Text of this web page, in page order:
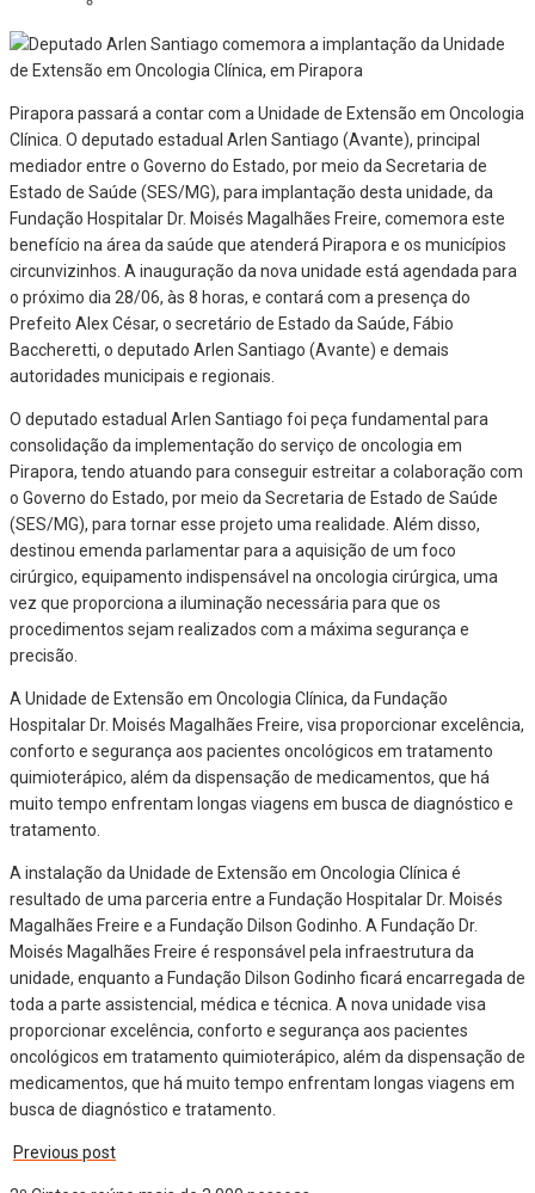
Pirapora passará a contar com a Unidade de Extensão em Oncologia
Clínica. O deputado estadual Arlen Santiago (Avante), principal
mediador entre o Governo do Estado, por meio da Secretaria de
Estado de Saúde (SES/MG), para implantação desta unidade, da
Fundação Hospitalar Dr. Moisés Magalhães Freire, comemora este
benefício na área da saúde que atenderá Pirapora e os municípios
circunvizinhos. A inauguração da nova unidade está agendada para
o próximo dia 28/06, às 8 horas, e contará com a presença do
Prefeito Alex César, o secretário de Estado da Saúde, Fábio
Baccheretti, o deputado Arlen Santiago (Avante) e demais
autoridades municipais e regionais.
O deputado estadual Arlen Santiago foi peça fundamental para
consolidação da implementação do serviço de oncologia em
Pirapora, tendo atuando para conseguir estreitar a colaboração com
o Governo do Estado, por meio da Secretaria de Estado de Saúde
(SES/MG), para tornar esse projeto uma realidade. Além disso,
destinou emenda parlamentar para a aquisição de um foco
cirúrgico, equipamento indispensável na oncologia cirúrgica, uma
vez que proporciona a iluminação necessária para que os
procedimentos sejam realizados com a máxima segurança e
precisão.
A Unidade de Extensão em Oncologia Clínica, da Fundação
Hospitalar Dr. Moisés Magalhães Freire, visa proporcionar excelência,
conforto e segurança aos pacientes oncológicos em tratamento
quimioterápico, além da dispensação de medicamentos, que há
muito tempo enfrentam longas viagens em busca de diagnóstico e
tratamento.
A instalação da Unidade de Extensão em Oncologia Clínica é
resultado de uma parceria entre a Fundação Hospitalar Dr. Moisés
Magalhães Freire e a Fundação Dilson Godinho. A Fundação Dr.
Moisés Magalhães Freire é responsável pela infraestrutura da
unidade, enquanto a Fundação Dilson Godinho ficará encarregada de
toda a parte assistencial, médica e técnica. A nova unidade visa
proporcionar excelência, conforto e segurança aos pacientes
oncológicos em tratamento quimioterápico, além da dispensação de
medicamentos, que há muito tempo enfrentam longas viagens em
busca de diagnóstico e tratamento.
Previous post